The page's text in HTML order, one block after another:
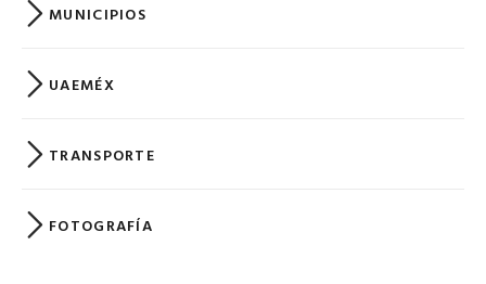
MUNICIPIOS
UAEMÉX
TRANSPORTE
FOTOGRAFÍA